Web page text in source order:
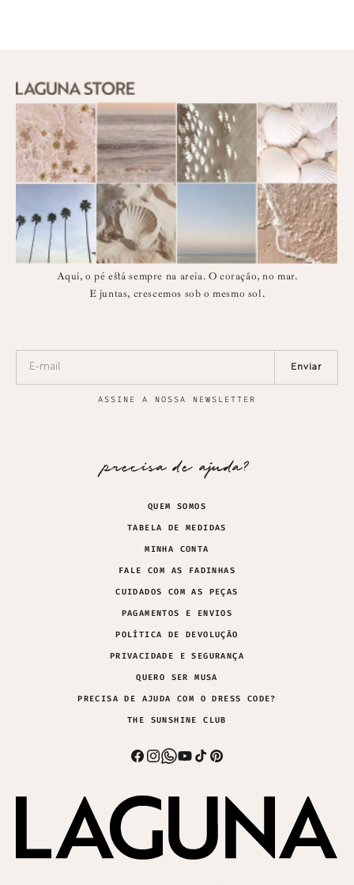
Aqui, o pé está sempre na areia. O coração, no mar.
E juntas, crescemos sob o mesmo sol.
Enviar
ASSINE A NOSSA NEWSLETTER
precisa de ajuda?
QUEM SOMOS
TABELA DE MEDIDAS
MINHA CONTA
FALE COM AS FADINHAS
CUIDADOS COM AS PEÇAS
PAGAMENTOS E ENVIOS
POLÍTICA DE DEVOLUÇÃO
PRIVACIDADE E SEGURANÇA
QUERO SER MUSA
PRECISA DE AJUDA COM O DRESS CODE?
THE SUNSHINE CLUB
Facebook
Instagram
Whatsapp
YouTube
TikTok